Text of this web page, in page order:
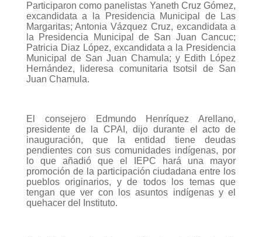
Participaron como panelistas Yaneth Cruz Gómez,
excandidata a la Presidencia Municipal de Las
Margaritas; Antonia Vázquez Cruz, excandidata a
la Presidencia Municipal de San Juan Cancuc;
Patricia Diaz López, excandidata a la Presidencia
Municipal de San Juan Chamula; y Edith López
Hernández, lideresa comunitaria tsotsil de San
Juan Chamula.
El consejero Edmundo Henríquez Arellano,
presidente de la CPAI, dijo durante el acto de
inauguración, que la entidad tiene deudas
pendientes con sus comunidades indígenas, por
lo que añadió que el IEPC hará una mayor
promoción de la participación ciudadana entre los
pueblos originarios, y de todos los temas que
tengan que ver con los asuntos indígenas y el
quehacer del Instituto.